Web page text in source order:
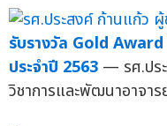
รับรางวัล Gold
ประจำปี 2563 — รศ.ปร
วิชาการและพัฒนาอาจา